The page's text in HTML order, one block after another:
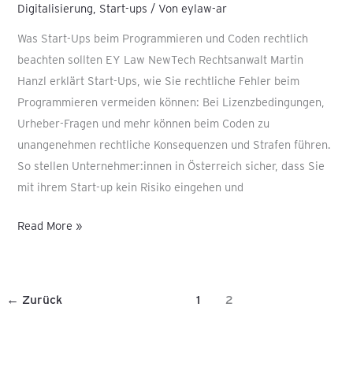
Digitalisierung Start-ups / Voneylaw-ar
Was Start-Ups beim Programmieren und Coden rechtlich
beachten sollten EY Law NewTech Rechtsanwalt Martin
Hanzl erklärt Start-Ups, wie Sie rechtliche Fehler beim
Programmieren vermeiden können: Bei Lizenzbedingungen,
Urheber-Fragen und mehr können beim Coden zu
unangenehmen rechtliche Konsequenzen und Strafen führen.
So stellen Unternehmer:innen in Österreich sicher, dass Sie
mit ihrem Start-up kein Risiko eingehen und
Read More »
← Zurück 1 2